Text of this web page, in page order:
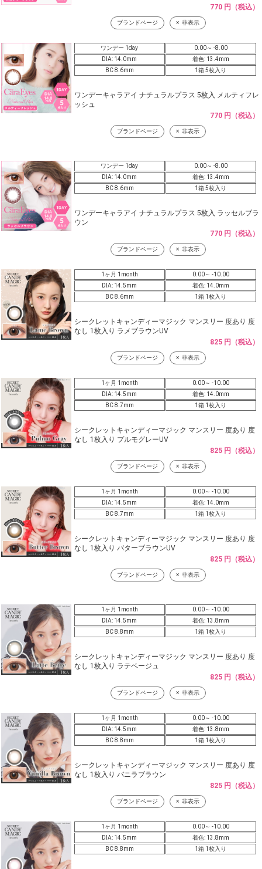
770 円（税込）
ブランドページ 非表示
ワンデー 1day
0.00～ -8.00
DIA: 14.0mm
着色: 13.4mm
BC 8.6mm
1箱 5枚入り
ワンデーキャラアイ ナチュラルプラス 5枚入 メルティフレ
ッシュ
770 円（税込）
ブランドページ 非表示
ワンデー 1day
0.00～ -8.00
DIA: 14.0mm
着色: 13.4mm
BC 8.6mm
1箱 5枚入り
ワンデーキャラアイ ナチュラルプラス 5枚入 ラッセルブラ
ウン
770 円（税込）
ブランドページ 非表示
1ヶ月 1month
0.00～ -10.00
DIA: 14.5mm
着色: 14.0mm
BC 8.6mm
1箱 1枚入り
シークレットキャンディーマジック マンスリー 度あり 度
なし 1枚入り ラメブラウンUV
825 円（税込）
ブランドページ 非表示
1ヶ月 1month
0.00～ -10.00
DIA: 14.5mm
着色: 14.0mm
BC 8.7mm
1箱 1枚入り
シークレットキャンディーマジック マンスリー 度あり 度
なし 1枚入り プルモグレーUV
825 円（税込）
ブランドページ 非表示
1ヶ月 1month
0.00～ -10.00
DIA: 14.5mm
着色: 14.0mm
BC 8.7mm
1箱 1枚入り
シークレットキャンディーマジック マンスリー 度あり 度
なし 1枚入り バターブラウンUV
825 円（税込）
ブランドページ 非表示
1ヶ月 1month
0.00～ -10.00
DIA: 14.5mm
着色: 13.8mm
BC 8.8mm
1箱 1枚入り
シークレットキャンディーマジック マンスリー 度あり 度
なし 1枚入り ラテベージュ
825 円（税込）
ブランドページ 非表示
1ヶ月 1month
0.00～ -10.00
DIA: 14.5mm
着色: 13.8mm
BC 8.8mm
1箱 1枚入り
シークレットキャンディーマジック マンスリー 度あり 度
なし 1枚入り バニラブラウン
825 円（税込）
ブランドページ 非表示
1ヶ月 1month
0.00～ -10.00
DIA: 14.5mm
着色: 13.8mm
BC 8.8mm
1箱 1枚入り